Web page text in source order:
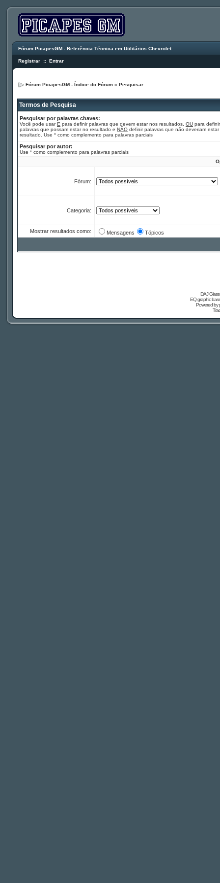
Fórum PicapesGM - Referência Técnica em Utilitários Chevrolet
Registrar :: Entrar
Fórum PicapesGM - Índice do Fórum » Pesquisar
Termos de Pesquisa
Pesquisar por palavras chaves:
Você pode usarE para definir palavras que devem estar nos resultados, OU para definir
palavras que possam estar no resultado e NÃO definir palavras que não deveriam
resultado. Use * como complemento para palavras parciais
Pesquisar por autor:
Use * como complemento para palavras parciais
Fórum:
Categoria:
Mostrar resultados como: Mensagens Tópicos
DAJ
EQ graphic
Powered by